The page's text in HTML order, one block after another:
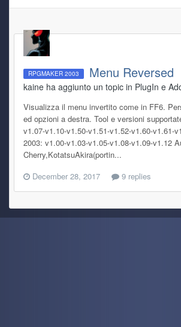
RPGMAKER 2003 Menu Reversed
kaine ha aggiunto un topic in PlugIn e
Visualizza il menu invertito come in FF6.
ed opzioni a destra. Tool e versioni
v1.07-v1.10-v1.50-v1.51-v1.52-v1.60-v1.61-
2003: v1.00-v1.03-v1.05-v1.08-v1.09-v1.12
Cherry,KotatsuAkira(portin...
December 28, 2017
9 replies